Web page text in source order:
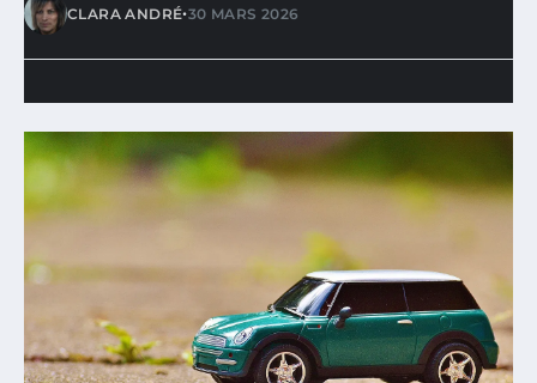
CLARA ANDRÉ•30 MARS 2026